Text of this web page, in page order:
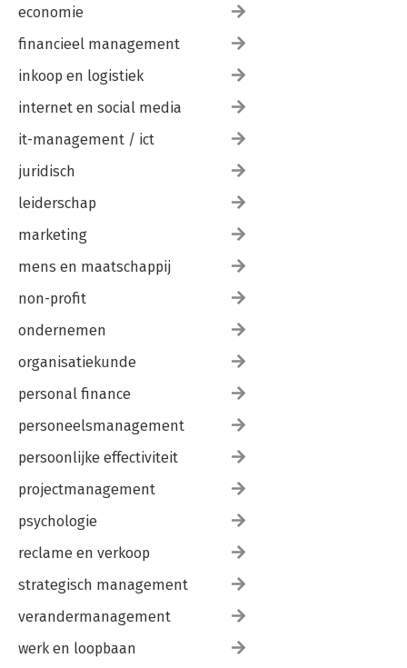
economie
financieel management
inkoop en logistiek
internet en social media
it-management / ict
juridisch
leiderschap
marketing
mens en maatschappij
non-profit
ondernemen
organisatiekunde
personal finance
personeelsmanagement
persoonlijke effectiviteit
projectmanagement
psychologie
reclame en verkoop
strategisch management
verandermanagement
werk en loopbaan